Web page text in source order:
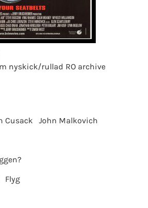
nyskick/rullad RO archive
Cusack
John Malkovich
Flyg